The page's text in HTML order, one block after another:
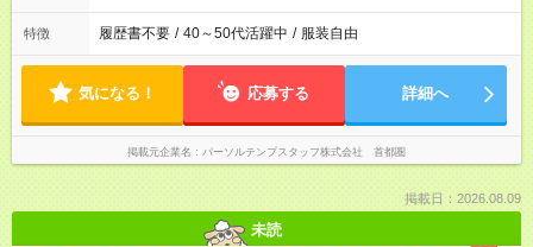
特徴 履歴書不要 / 40～50代活躍中 / 服装自由
気になる！ 応募する 詳細へ
掲載元企業名 パーソルテンプスタッフ株式会社 首都圏
掲載日：2026.08.09
未読